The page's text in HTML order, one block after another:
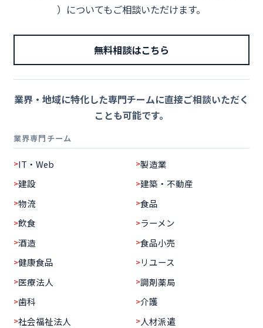
）についてもご相談いただけます。
無料相談はこちら
業界・地域に特化した専門チームに直接ご相談いただく
ことも可能です。
業界専門チーム
IT・Web
製造業
建設
建築・不動産
物流
食品
飲食
ラーメン
酒造
食品小売
健康食品
リユース
医療法人
調剤薬局
歯科
介護
社会福祉法人
人材派遣